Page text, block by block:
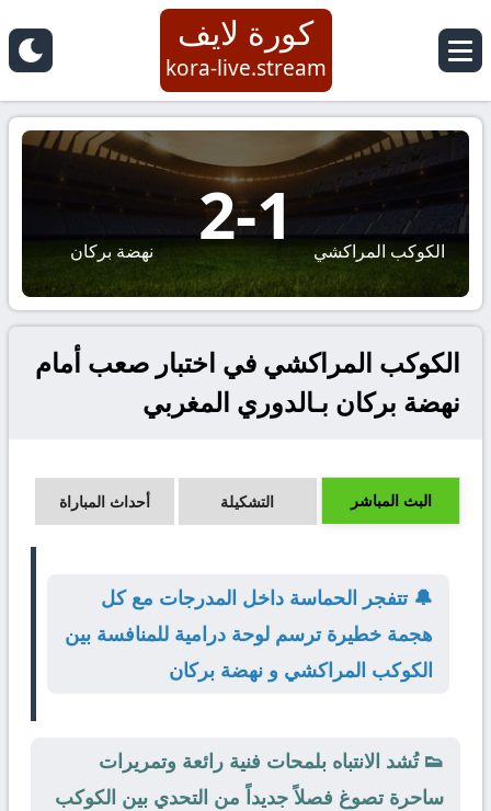
كورة لايف
kora-live.stream
الكوكب المراكشي 1
-
2 نهضة بركان
الكوكب المراكشي في اختبار صعب أمام
نهضة بركان بـالدوري المغربي
البث المباشر التشكيلة أحداث المباراة
🔔 تتفجر الحماسة داخل المدرجات مع كل
هجمة خطيرة ترسم لوحة درامية للمنافسة بين
الكوكب المراكشي و نهضة بركان
👟 تُشد الانتباه بلمحات فنية رائعة وتمريرات
ساحرة تصوغ فصلاً جديداً من التحدي بين الكوكب